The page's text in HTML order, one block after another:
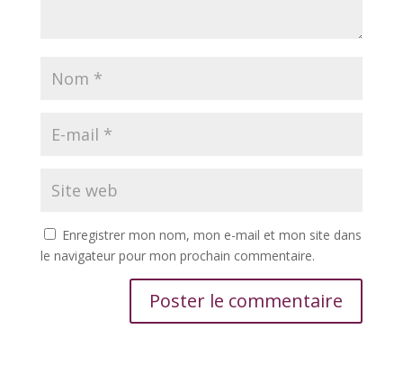
Enregistrer mon nom, mon e-mail et mon site dans
le navigateur pour mon prochain commentaire.